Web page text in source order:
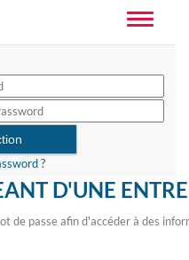
Toggle
?
D'UNE
de passe afin d'accéder à des